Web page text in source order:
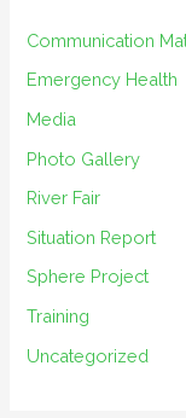
e
s
Communication
Emergency Health
Media
Photo Gallery
River Fair
Situation Report
Sphere Project
Training
Uncategorized